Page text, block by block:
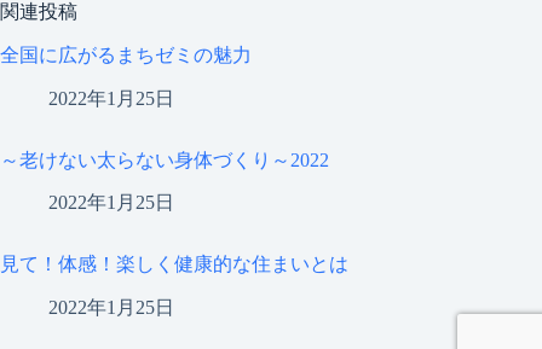
関連投稿
全国に広がるまちゼミの魅力
2022年1月25日
～老けない太らない身体づくり～2022
2022年1月25日
見て！体感！楽しく健康的な住まいとは
2022年1月25日